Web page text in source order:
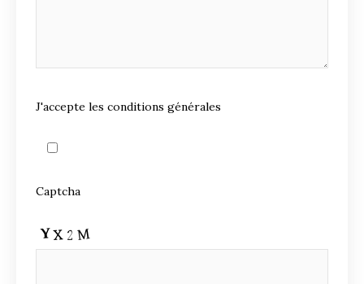
J'accepte les conditions générales
Captcha